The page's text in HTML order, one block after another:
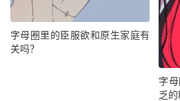
字母圈里的臣服欲和原生家庭有
关吗？
字
乏